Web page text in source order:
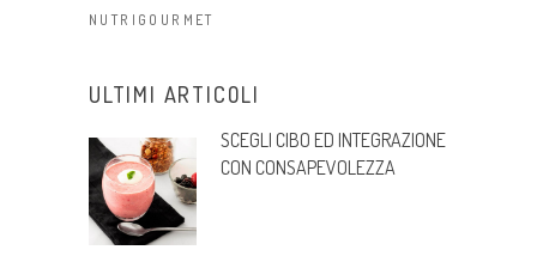
NUTRIGOURMET
ULTIMI ARTICOLI
SCEGLI CIBO ED INTEGRAZIONE
CON CONSAPEVOLEZZA